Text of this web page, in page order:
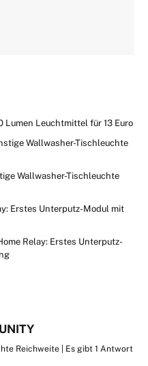
Lumen Leuchtmittel für 13 Euro
Wallwasher-Tischleuchte
Wallwasher-Tischleuchte
Erstes Unterputz-Modul mit
Relay: Erstes Unterputz-
Reichweite | Es gibt1 Antwort